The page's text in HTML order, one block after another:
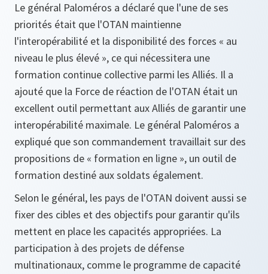
Le général Paloméros a déclaré que l'une de ses
priorités était que l'OTAN maintienne
l'interopérabilité et la disponibilité des forces « au
niveau le plus élevé », ce qui nécessitera une
formation continue collective parmi les Alliés. Il a
ajouté que la Force de réaction de l'OTAN était un
excellent outil permettant aux Alliés de garantir une
interopérabilité maximale. Le général Paloméros a
expliqué que son commandement travaillait sur des
propositions de « formation en ligne », un outil de
formation destiné aux soldats également.
Selon le général, les pays de l'OTAN doivent aussi se
fixer des cibles et des objectifs pour garantir qu'ils
mettent en place les capacités appropriées. La
participation à des projets de défense
multinationaux, comme le programme de capacité